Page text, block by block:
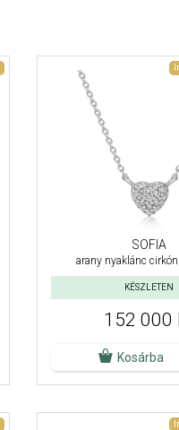
SOFIA
arany nyaklánc
KÉSZLETEN
152 000
Kosárba